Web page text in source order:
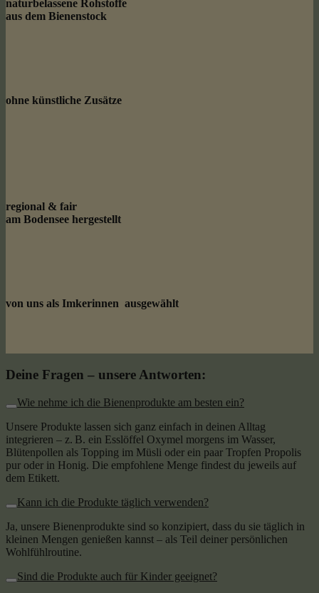
naturbelassene Rohstoffe
aus dem Bienenstock
ohne künstliche Zusätze
regional & fair
am Bodensee hergestellt
von uns als Imkerinnen ausgewählt
Deine Fragen – unsere Antworten:
Wie nehme ich die Bienenprodukte am besten ein?
Unsere Produkte lassen sich ganz einfach in deinen Alltag
integrieren – z. B. ein Esslöffel Oxymel morgens im Wasser,
Blütenpollen als Topping im Müsli oder ein paar Tropfen Propolis
pur oder in Honig. Die empfohlene Menge findest du jeweils auf
dem Etikett.
Kann ich die Produkte täglich verwenden?
Ja, unsere Bienenprodukte sind so konzipiert, dass du sie täglich in
kleinen Mengen genießen kannst – als Teil deiner persönlichen
Wohlfühlroutine.
Sind die Produkte auch für Kinder geeignet?